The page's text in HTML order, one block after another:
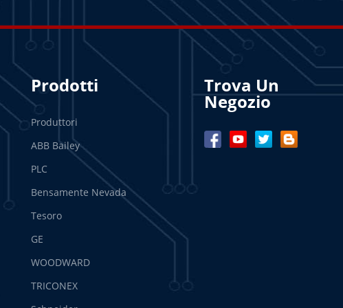
Prodotti
Produttori
ABB Bailey
PLC
Bensamente Nevada
Tesoro
GE
WOODWARD
TRICONEX
Trova Un
Negozio